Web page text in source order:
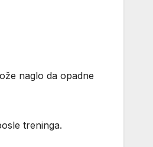
naglo da opadne
treninga.